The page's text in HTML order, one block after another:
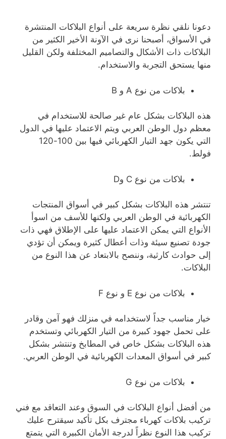
دعونا نلقي نظرة سريعة على أنواع البلاكات المنتشرة
في الأسواق، أصبحنا نرى في الآونة الأخير الكثير من
البلاكات ذات الأشكال والتصاميم المختلفة ولكن القليل
منها يستحق التجربة والاستخدام.
بلاكات من نوع A و B
هذه البلاكات بشكل عام غير صالحة للاستخدام في
معظم دول الوطن العربي ويتم الاعتماد عليها في الدول
التي يكون جهد التيار الكهربائي فيها بين 100-120
فولط.
بلاكات من نوع C وD
تنتشر هذه البلاكات بشكل كبير في أسواق المنتجات
الكهربائية في الوطن العربي ولكنها للأسف من اسوأ
الأنواع التي يمكن الاعتماد عليها على الإطلاق فهي ذات
جودة تصنيع سيئة وذات أعطال كثيرة ويمكن أن تؤدي
إلى حوادث كارثية، وننصح بالابتعاد عن هذا النوع من
البلاكات.
بلاكات من نوع E و نوع F
خيار مناسب جداً لاستخدامه في منزلك فهو آمن وقادر
على تحمل جهود كبيرة من التيار الكهربائي وتستخدم
هذه البلاكات بشكل خاص في المطابخ وتنتشر بشكل
كبير في أسواق المعدات الكهربائية في الوطن العربي.
بلاكات من نوع G
من أفضل أنواع البلاكات في السوق وعند التعاقد مع فني
تركيب بلاكات كهرباء مجترف بكل تأكيد سيقترح عليك
تركيب هذا النوع نظراً لدرجة الأمان الكبيرة التي يتمتع